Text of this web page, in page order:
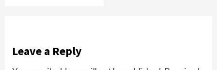
Leave a Reply